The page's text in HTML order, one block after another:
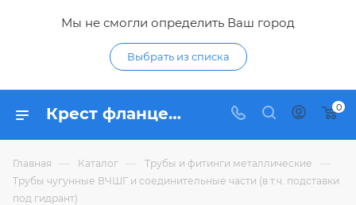
Мы не смогли определить Ваш город
Выбрать из списка
Крест фланцевый с пожарной подставкой ППКФ - купить крестовины под пожарный гидрант ПГ по низким ценам в Курске в интерне-магазине Гидропромтехника 0
Главная — Каталог — Трубы и фитинги металлические —
Трубы чугунные ВЧШГ и соединительные части (в т.ч. подставки
под гидрант)